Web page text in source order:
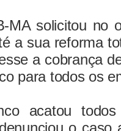
MA solicitou no
a sua reforma
a cobrança
para todos os
acatou
o caso